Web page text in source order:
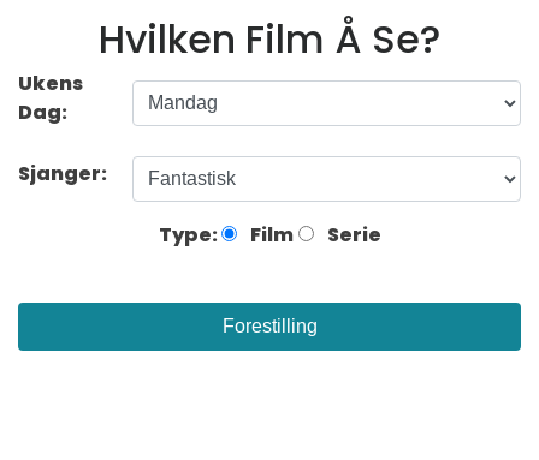
Hvilken Film Å Se?
Ukens
Dag:
Sjanger:
Type: Film Serie
Forestilling